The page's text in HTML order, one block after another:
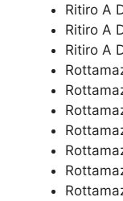
Ritiro A
Ritiro A
Ritiro A